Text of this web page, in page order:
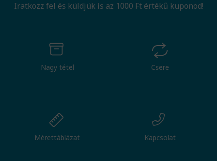
Iratkozz fel és küldjük is az 1000 Ft értékű kuponod!
Nagy tétel Csere
Mérettáblázat Kapcsolat